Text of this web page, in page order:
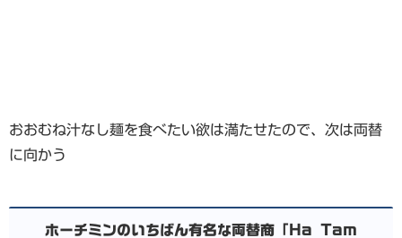
おおむね汁なし麺を食べたい欲は満たせたので、次は両替
に向かう
ホーチミンのいちばん有名な両替商「Ha Tam